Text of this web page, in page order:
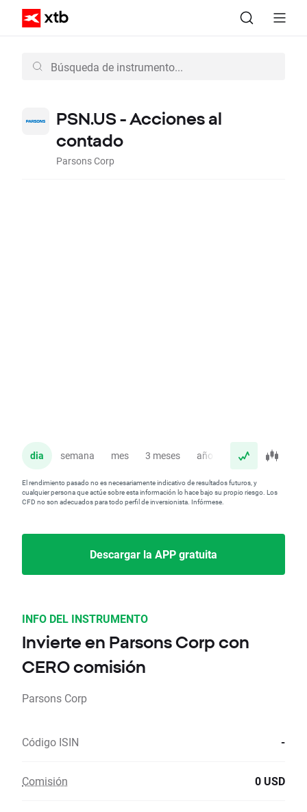
PSN.US - Acciones al
contado
Parsons Corp
dia semana mes 3 meses año
El rendimiento pasado no es necesariamente indicativo de resultados futuros, y
cualquier persona que actúe sobre esta información lo hace bajo su propio riesgo. Los
CFD no son adecuados para todo perfil de inversionista. Infórmese.
Descargar la APP gratuita
INFO DEL INSTRUMENTO
Invierte en Parsons Corp con
CERO comisión
Parsons Corp
Código ISIN -
Comisión 0 USD